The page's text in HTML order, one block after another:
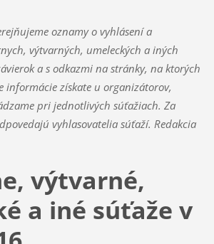
oznamy o vyhlásení a
výtvarných, umeleckých a iných
a s odkazmi na stránky, na ktorých
informácie získate u organizátorov,
pri jednotlivých súťažiach. Za
vyhlasovatelia súťaží. Redakcia
výtvarné,
a iné súťaže v